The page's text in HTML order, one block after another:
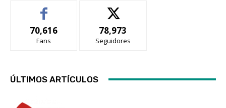
70,616
Fans
78,973
Seguidores
ÚLTIMOS ARTÍCULOS